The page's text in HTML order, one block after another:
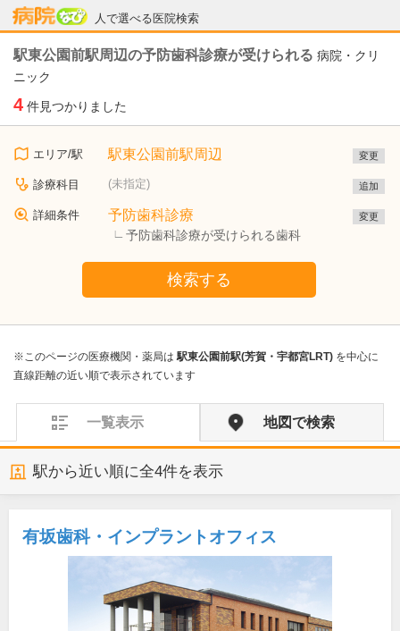
人で選べる医院検索
病院なび
駅東公園前駅周辺の予防歯科診療が受けられる 病院・クリ
ニック
4 件見つかりました
エリア/駅 駅東公園前駅周辺 変更
診療科目 (未指定) 追加
詳細条件 予防歯科診療
予防歯科診療が受けられる歯科
変更
検索する
※このページの医療機関・薬局は駅東公園前駅(芳賀・宇都宮LRT) を中心に
直線距離の近い順で表示されています
一覧表示 地図で検索
駅から近い順に全4件を表示
有坂歯科・インプラントオフィス